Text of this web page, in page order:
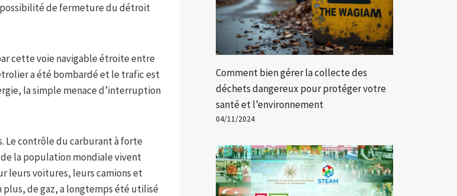
possibilité de fermeture du détroit
cette voie navigable étroite entre
a été bombardé et le trafic est
la simple menace d’interruption
Le contrôle du carburant à forte
la population mondiale vivent
leurs voitures, leurs camions et
de gaz, a longtemps été utilisé
Comment bien gérer la collecte des
déchets dangereux pour protéger votre
santé et l’environnement
04/11/2024